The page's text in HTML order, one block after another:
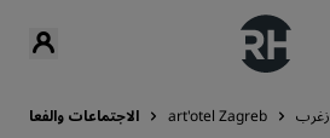
زغرب art'otel Zagreb الاجتماعات